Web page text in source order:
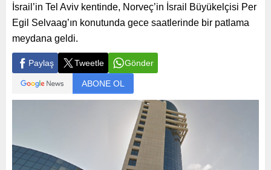
İsrail’in Tel Aviv kentinde, Norveç’in İsrail Büyükelçisi Per
Egil Selvaag’ın konutunda gece saatlerinde bir patlama
meydana geldi.
Paylaş Tweetle Gönder
ABONE OL